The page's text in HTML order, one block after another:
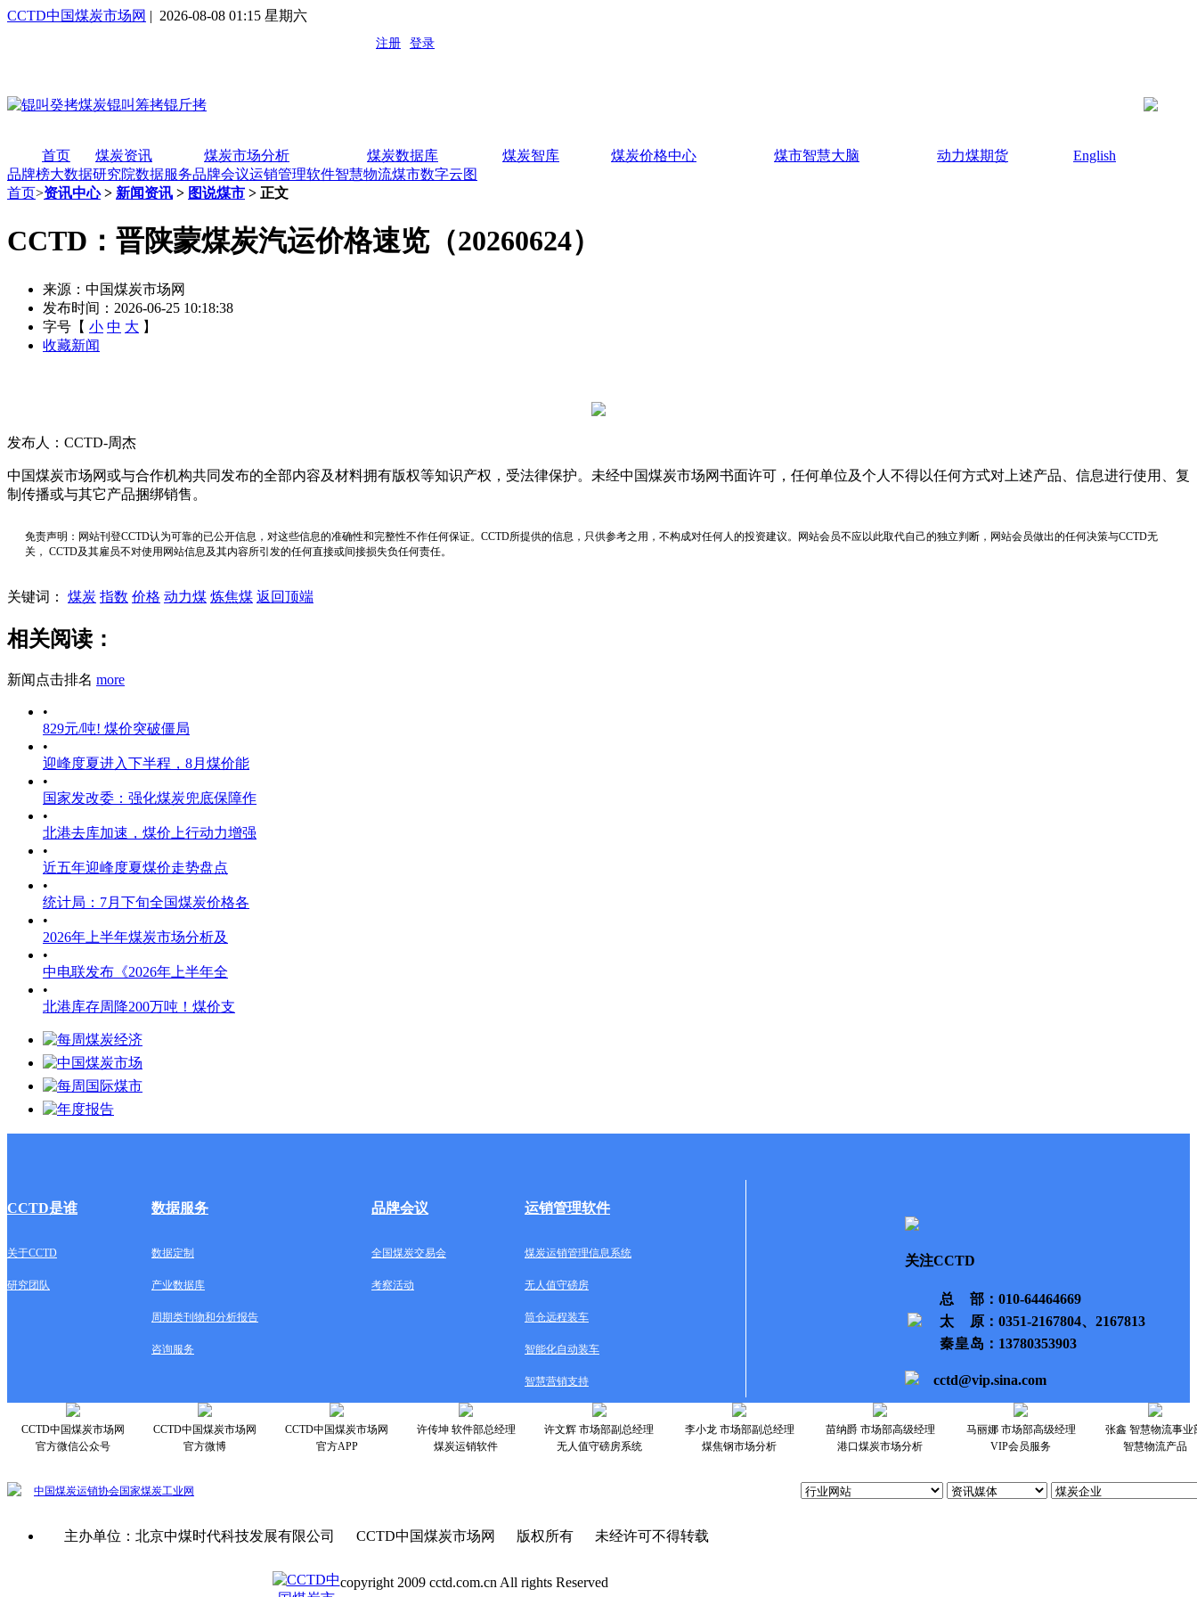
CCTD中国煤炭市场网 | 2026-08-08 01:15 星期六
首页 煤炭资讯 煤炭市场分析 煤炭数据库 煤炭智库 煤炭价格中心 煤市智慧大脑 动力煤期货
English
品牌榜大数据研究院数据服务品牌会议运销管理软件智慧物流煤市数字云图
首页>资讯中心> 新闻资讯 > 图说煤市 > 正文
CCTD：晋陕蒙煤炭汽运价格速览（20260624）
来源：中国煤炭市场网
发布时间：2026-06-25 10:18:38
字号【 小 中 大 】
收藏新闻
发布人：CCTD-周杰
中国煤炭市场网或与合作机构共同发布的全部内容及材料拥有版权等知识产权，受法律保护。未经中国煤炭市场网书面许可，任何单位及个人不得以任何方式对上述产品、信息进行使用、复
制传播或与其它产品捆绑销售。
免责声明：网站刊登CCTD认为可靠的已公开信息，对这些信息的准确性和完整性不作任何保证。CCTD所提供的信息，只供参考之用，不构成对任何人的投资建议。网站会员不应以此取代自己的独立判断，网站会员做出的任何决策与CCTD无
关， CCTD及其雇员不对使用网站信息及其内容所引发的任何直接或间接损失负任何责任。
关键词： 煤炭 指数 价格 动力煤 炼焦煤 返回顶端
相关阅读：
新闻点击排名 more
•
829元/吨! 煤价突破僵局
•
迎峰度夏进入下半程，8月煤价能
•
国家发改委：强化煤炭兜底保障作
•
北港去库加速，煤价上行动力增强
•
近五年迎峰度夏煤价走势盘点
•
统计局：7月下旬全国煤炭价格各
•
2026年上半年煤炭市场分析及
•
中电联发布《2026年上半年全
•
北港库存周降200万吨！煤价支
CCTD是谁 数据服务 品牌会议 运销管理软件
关于CCTD 数据定制 全国煤炭交易会 煤炭运销管理信息系统
研究团队 产业数据库 考察活动 无人值守磅房
周期类刊物和分析报告 筒仓远程装车
咨询服务 智能化自动装车
智慧营销支持
关注CCTD
总部 ：010-64464669
太原 ：0351-2167804、2167813
秦皇岛 ：13780353903
cctd@vip.sina.com
CCTD中国煤炭市场网
官方微信公众号
CCTD中国煤炭市场网
官方微博
CCTD中国煤炭市场网
官方APP
许传坤 软件部总经理
煤炭运销软件
许文辉 市场部副总经理
无人值守磅房系统
李小龙 市场部副总经理
煤焦钢市场分析
苗纳爵 市场部高级经理
港口煤炭市场分析
马丽娜 市场部高级经理
VIP会员服务
张鑫 智慧物流事业
智慧物流产品
中国煤炭运销协会国家煤炭工业网
主办单位：北京中煤时代科技发展有限公司 CCTD中国煤炭市场网 版权所有 未经许可不得转载
copyright 2009 cctd.com.cn All rights Reserved